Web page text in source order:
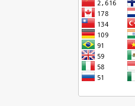
DISPARITÀ
EDITORE
EQUIVOCO
ESPERANTO